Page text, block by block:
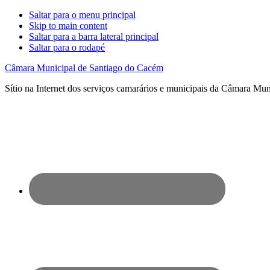
Saltar para o menu principal
Skip to main content
Saltar para a barra lateral principal
Saltar para o rodapé
Câmara Municipal de Santiago do Cacém
Sítio na Internet dos serviços camarários e municipais da Câmara